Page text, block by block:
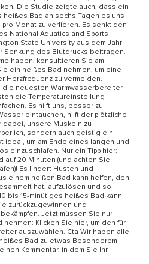
Die Studie zeigte auch, dass ein
Bad an sechs Tagen es uns
Monat zu verlieren. Es senkt den
National Aquatics and Sports
State University aus dem Jahr
Senkung des Blutdrucks beitragen.
haben, konsultieren Sie am
ein heißes Bad nehmen, um eine
Herzfrequenz zu vermeiden.
die neuesten Warmwasserbereiter
die Temperatureinstellung
Es hilft uns, besser zu
eintauchen, hilft der plötzliche
dabei, unsere Muskeln zu
sondern auch geistig ein
ideal, um am Ende eines langen und
einzuschlafen. Nur ein Tipp hier:
20 Minuten (und achten Sie
Es lindert Husten und
einem heißen Bad kann helfen, den
hat, aufzulösen und so
bis 15-minütiges heißes Bad kann
zurückzugewinnen und
Jetzt müssen Sie nur
Klicken Sie hier, um den für
auszuwählen. Cta Wir haben alle
Bad zu etwas Besonderem
Kommentar, in dem Sie Ihr